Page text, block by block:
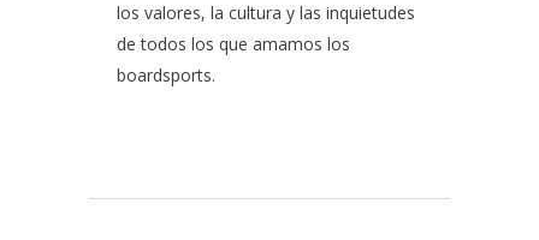
los valores, la cultura y las inquietudes
de todos los que amamos los
boardsports.